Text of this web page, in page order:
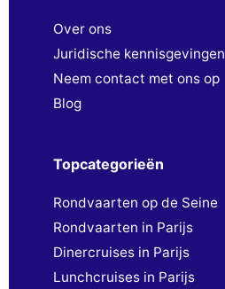
Over ons
Juridische kennisgevingen
Neem contact met ons op
Blog
Topcategorieën
Rondvaarten op de Seine
Rondvaarten in Parijs
Dinercruises in Parijs
Lunchcruises in Parijs